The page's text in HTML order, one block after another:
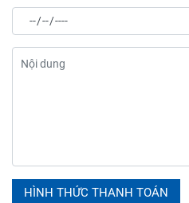
HÌNH THỨC THANH TOÁN